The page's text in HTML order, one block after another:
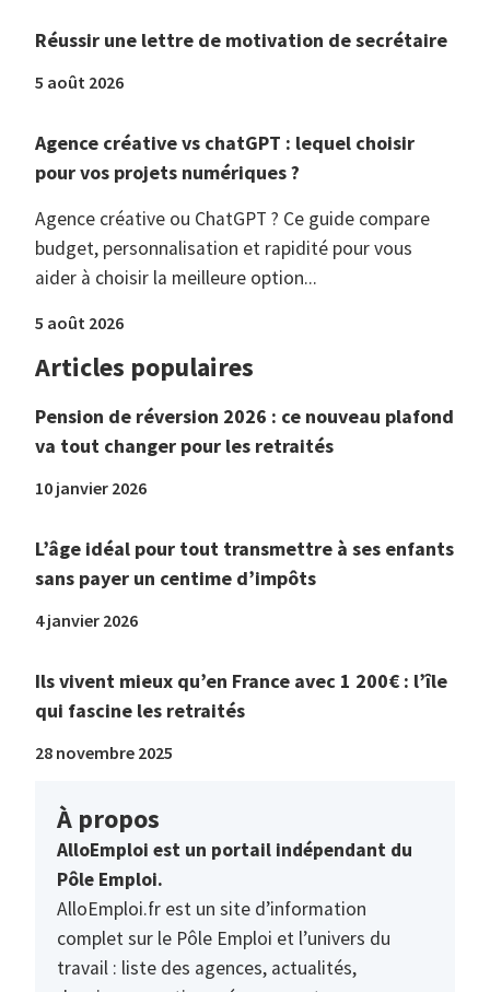
Réussir une lettre de motivation de secrétaire
5 août 2026
Agence créative vs chatGPT : lequel choisir
pour vos projets numériques ?
Agence créative ou ChatGPT ? Ce guide compare
budget, personnalisation et rapidité pour vous
aider à choisir la meilleure option...
5 août 2026
Articles populaires
Pension de réversion 2026 : ce nouveau plafond
va tout changer pour les retraités
10 janvier 2026
L’âge idéal pour tout transmettre à ses enfants
sans payer un centime d’impôts
4 janvier 2026
Ils vivent mieux qu’en France avec 1 200€ : l’île
qui fascine les retraités
28 novembre 2025
À propos
AlloEmploi est un portail indépendant du
Pôle Emploi.
AlloEmploi.fr est un site d’information
complet sur le Pôle Emploi et l’univers du
travail : liste des agences, actualités,